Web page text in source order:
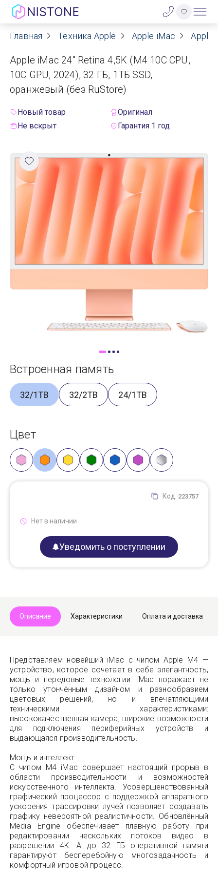
Акции
О нас
Блог
Договор оферты
Контакты
Гарантия
Оплата
Доставка
Самовывоз
Главная Техника Apple Apple iMac Apple
Apple iMac 24" Retina 4,5K (M4 10C CPU,
10C GPU, 2024), 32 ГБ, 1ТБ SSD,
оранжевый (без RuStore)
Новый товар
Оригинал
Не вскрыт
Гарантия 1 год
Встроенная память
32/1TB 32/2TB 24/1TB
Цвет
Код: 223757
Нет в наличии
Уведомить о поступлении
Описание Характеристики Оплата и доставка
Представляем новейший iMac с чипом Apple M4 —
устройство, которое сочетает в себе элегантность,
мощь и передовые технологии. iMac поражает не
только утончённым дизайном и разнообразием
цветовых решений, но и впечатляющими
техническими характеристиками:
высококачественная камера, широкие возможности
для подключения периферийных устройств и
выдающаяся производительность.
Мощь и интеллект
С чипом M4 iMac совершает настоящий прорыв в
области производительности и возможностей
искусственного интеллекта. Усовершенствованный
графический процессор с поддержкой аппаратного
ускорения трассировки лучей позволяет создавать
графику невероятной реалистичности. Обновлённый
Media Engine обеспечивает плавную работу при
редактировании нескольких потоков видео в
разрешении 4K. А до 32 ГБ оперативной памяти
гарантируют бесперебойную многозадачность и
комфортный игровой процесс.